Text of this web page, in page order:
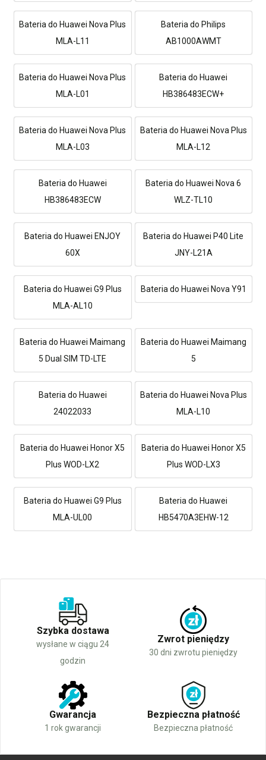
Bateria do Huawei Nova Plus
MLA-L11
Bateria do Philips
AB1000AWMT
Bateria do Huawei Nova Plus
MLA-L01
Bateria do Huawei
HB386483ECW+
Bateria do Huawei Nova Plus
MLA-L03
Bateria do Huawei Nova Plus
MLA-L12
Bateria do Huawei
HB386483ECW
Bateria do Huawei Nova 6
WLZ-TL10
Bateria do Huawei ENJOY
60X
Bateria do Huawei P40 Lite
JNY-L21A
Bateria do Huawei G9 Plus
MLA-AL10
Bateria do Huawei Nova Y91
Bateria do Huawei Maimang
5 Dual SIM TD-LTE
Bateria do Huawei Maimang
5
Bateria do Huawei
24022033
Bateria do Huawei Nova Plus
MLA-L10
Bateria do Huawei Honor X5
Plus WOD-LX2
Bateria do Huawei Honor X5
Plus WOD-LX3
Bateria do Huawei G9 Plus
MLA-UL00
Bateria do Huawei
HB5470A3EHW-12
Szybka dostawa
wysłane w ciągu 24
godzin
Zwrot pieniędzy
30 dni zwrotu pieniędzy
Gwarancja
1 rok gwarancji
Bezpieczna płatność
Bezpieczna płatność